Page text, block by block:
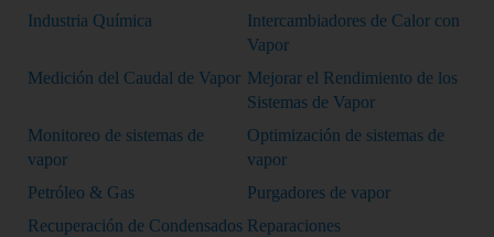
Industria Química
Intercambiadores de Calor con
Vapor
Medición del Caudal de Vapor Mejorar el Rendimiento de los
Sistemas de Vapor
Monitoreo de sistemas de
vapor
Optimización de sistemas de
vapor
Petróleo & Gas
Purgadores de vapor
Recuperación de Condensados Reparaciones